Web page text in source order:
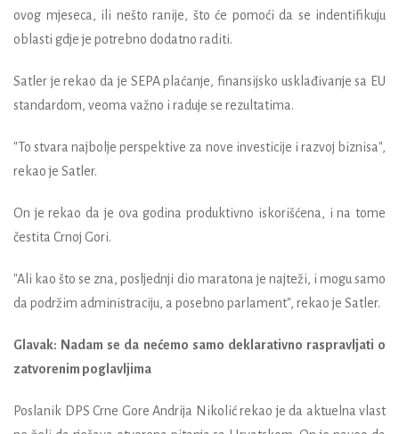
ovog mjeseca, ili nešto ranije, što će pomoći da se indentifikuju
oblasti gdje je potrebno dodatno raditi.
Satler je rekao da je SEPA plaćanje, finansijsko usklađivanje sa EU
standardom, veoma važno i raduje se rezultatima.
"To stvara najbolje perspektive za nove investicije i razvoj biznisa",
rekao je Satler.
On je rekao da je ova godina produktivno iskorišćena, i na tome
čestita Crnoj Gori.
"Ali kao što se zna, posljednji dio maratona je najteži, i mogu samo
da podržim administraciju, a posebno parlament", rekao je Satler.
Glavak: Nadam se da nećemo samo deklarativno raspravljati o
zatvorenim poglavljima
Poslanik DPS Crne Gore Andrija Nikolić rekao je da aktuelna vlast